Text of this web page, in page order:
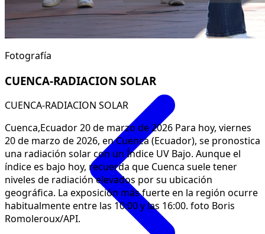
Fotografía
CUENCA-RADIACION SOLAR
CUENCA-RADIACION SOLAR
Cuenca,Ecuador 20 de marzo de 2026 Para hoy, viernes
20 de marzo de 2026, en Cuenca (Ecuador), se pronostica
una radiación solar con un Índice UV Bajo. Aunque el
índice es bajo hoy, recuerda que Cuenca suele tener
niveles de radiación elevados por su ubicación
geográfica. La exposición más fuerte en la región ocurre
habitualmente entre las 10:00 y las 16:00. foto Boris
Romoleroux/API.